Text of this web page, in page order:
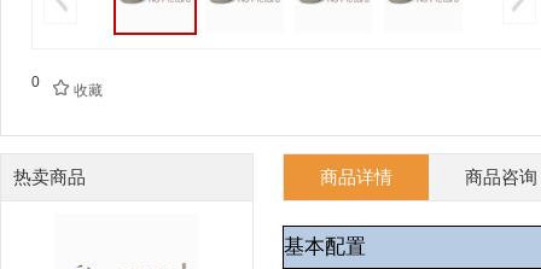
0  收藏
热卖商品 商品详情 商品咨询
基本配置